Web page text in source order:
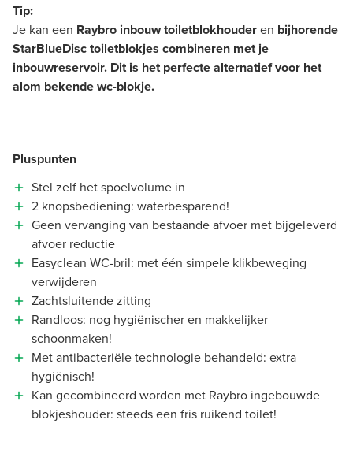
Tip:
Je kan een Raybro inbouw toiletblokhouderen bijhorende
StarBlueDisc toiletblokjes combineren met je
inbouwreservoir. Dit is het perfecte alternatief voor het
alom bekende wc-blokje.
Pluspunten
Stel zelf het spoelvolume in
2 knopsbediening: waterbesparend!
Geen vervanging van bestaande afvoer met bijgeleverd
afvoer reductie
Easyclean WC-bril: met één simpele klikbeweging
verwijderen
Zachtsluitende zitting
Randloos: nog hygiënischer en makkelijker
schoonmaken!
Met antibacteriële technologie behandeld: extra
hygiënisch!
Kan gecombineerd worden met Raybro ingebouwde
blokjeshouder: steeds een fris ruikend toilet!